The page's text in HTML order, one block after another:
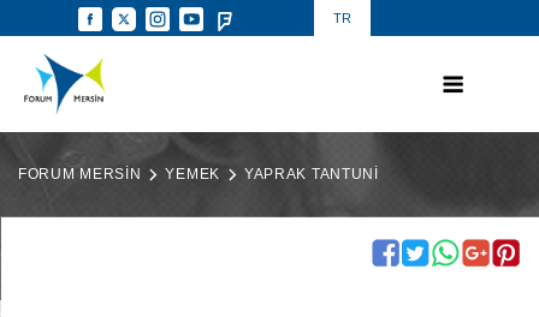
TR
FORUM MERSİN YEMEK YAPRAK TANTUNİ